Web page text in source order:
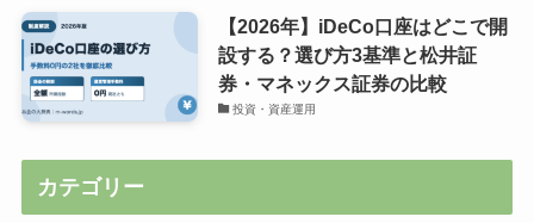
【2026年】iDeCo口座はどこで開
設する？選び方3基準と松井証
券・マネックス証券の比較
投資・資産運用
カテゴリー